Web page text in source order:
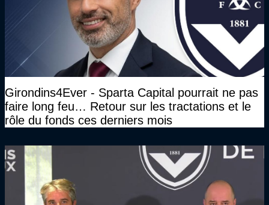
Girondins4Ever - Sparta Capital pourrait ne pas
faire long feu… Retour sur les tractations et le
rôle du fonds ces derniers mois